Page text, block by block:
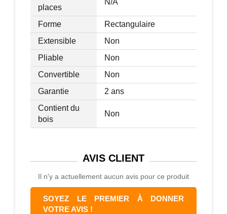
places
Forme
Rectangulaire
Extensible
Non
Pliable
Non
Convertible
Non
Garantie
2 ans
Contient du
bois
Non
AVIS CLIENT
Il n'y a actuellement aucun avis pour ce produit
SOYEZ LE PREMIER À DONNER
VOTRE AVIS !